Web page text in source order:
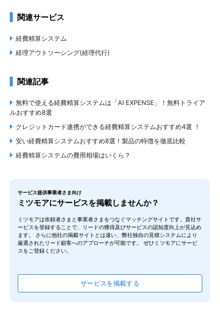
4.8
株式会社ラクス 楽楽明細・楽楽債権管理 事業統括部
4.3
Concur Expense
株式会社コンカー
5.0 （1件）
関連サービス
経費精算システム
経理アウトソーシング(経理代行)
関連記事
無料で使える経費精算システムは「AI EXPENSE」！無料トライア
ルおすすめ8選
クレジットカード連携ができる経費精算システムおすすめ4選 ！
安い経費精算システムおすすめ8選！製品の特徴を徹底比較
経費精算システムの費用相場はいくら？
サービス提供事業者さま向け
ミツモアにサービスを掲載しませんか？
ミツモアは依頼者さまと事業者さまをつなぐマッチングサイトです。貴社サ
ービスを登録することで、リードの獲得及びサービスの認知度向上が見込め
ます。 さらに他社の掲載サイトとは違い、弊社独自の見積システムにより
厳選されたリード顧客へのアプローチが可能です。 ぜひミツモアにサービ
スをご登録ください。
サービスを掲載する